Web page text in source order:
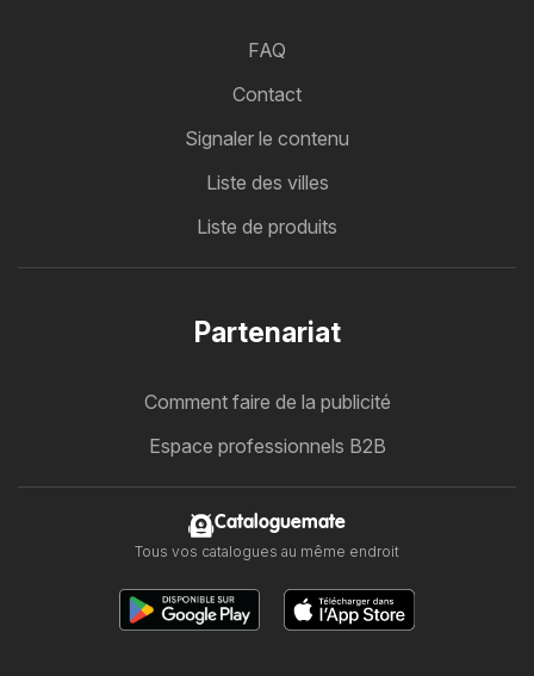
FAQ
Contact
Signaler le contenu
Liste des villes
Liste de produits
Partenariat
Comment faire de la publicité
Espace professionnels B2B
Cataloguemate
Tous vos catalogues au même endroit